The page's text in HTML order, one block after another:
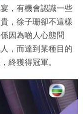
，有機會認識一些
，徐子珊卻不這樣
因為啲人心態問
，而達到某種目的
終獲得冠軍。